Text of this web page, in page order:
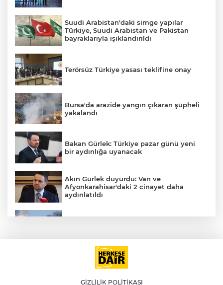
Suudi Arabistan'daki simge yapılar
Türkiye, Suudi Arabistan ve Pakistan
bayraklarıyla ışıklandırıldı
Terörsüz Türkiye yasası teklifine onay
Bursa'da arazide yangın çıkaran şüpheli
yakalandı
Bakan Gürlek: Türkiye pazar günü yeni
bir aydınlığa uyanacak
Akın Gürlek duyurdu: Van ve
Afyonkarahisar'daki 2 cinayet daha
aydınlatıldı
İran'dan Müslümanlara kötü niyetli dış
güçlere karşı birleşme çağrısı
GİZLİLİK POLİTİKASI